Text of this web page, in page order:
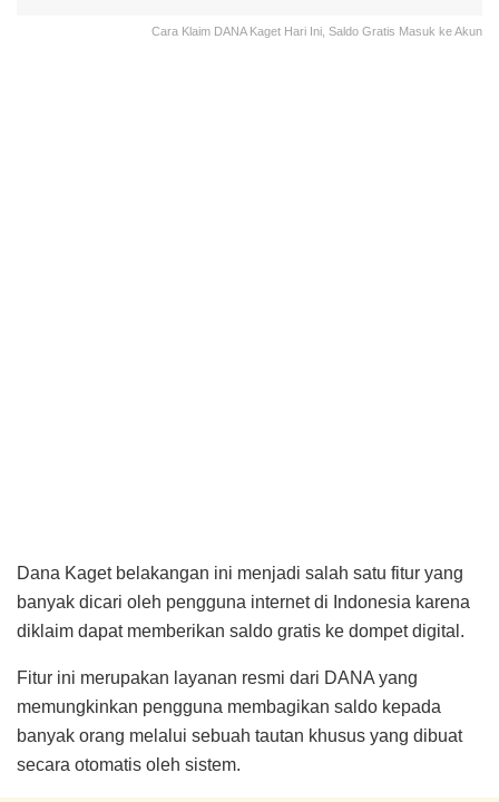
Cara Klaim DANA Kaget Hari Ini, Saldo Gratis Masuk ke Akun
Dana Kaget belakangan ini menjadi salah satu fitur yang
banyak dicari oleh pengguna internet di Indonesia karena
diklaim dapat memberikan saldo gratis ke dompet digital.
Fitur ini merupakan layanan resmi dari DANA yang
memungkinkan pengguna membagikan saldo kepada
banyak orang melalui sebuah tautan khusus yang dibuat
secara otomatis oleh sistem.